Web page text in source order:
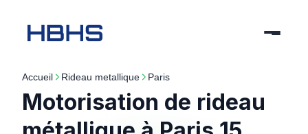
Accueil rideau metallique paris
Motorisation de rideau